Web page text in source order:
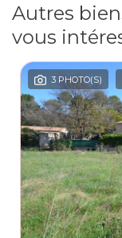
Autres
vous
3 PHOTO(S)